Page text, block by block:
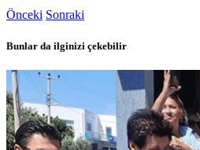
Önceki Sonraki
Bunlar da ilginizi çekebilir